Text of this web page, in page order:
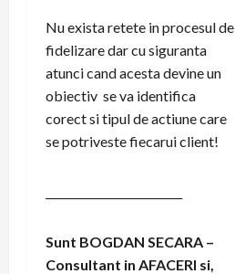
Nu exista retete in procesul de
fidelizare dar cu siguranta
atunci cand acesta devine un
obiectiv se va identifica
corect si tipul de actiune care
se potriveste fiecarui client!
Sunt BOGDAN SECARA –
Consultant in AFACERI si,